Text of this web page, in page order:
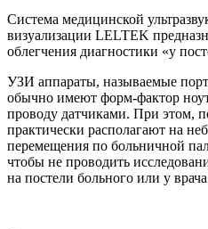
Система медицинской
визуализации LELTEK
облегчения диагностики «у
УЗИ аппараты, называемые
обычно имеют форм-фактор
проводу датчиками. При этом,
практически располагают на
перемещения по больничной
чтобы не проводить
на постели больного или у